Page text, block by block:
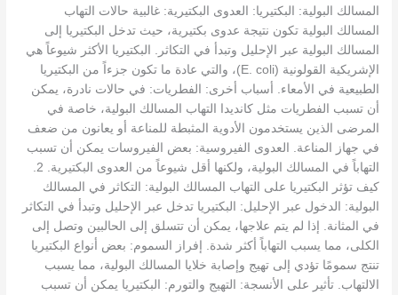
المسالك البولية: البكتيريا: العدوى البكتيرية: غالبية حالات التهاب
المسالك البولية تكون نتيجة عدوى بكتيرية، حيث تدخل البكتيريا إلى
المسالك البولية عبر الإحليل وتبدأ في التكاثر. البكتيريا الأكثر شيوعاً هي
الإشريكية القولونية (E. coli)، والتي عادة ما تكون جزءاً من البكتيريا
الطبيعية في الأمعاء. أسباب أخرى: الفطريات: في حالات نادرة، يمكن
أن تسبب الفطريات مثل كانديدا التهاب المسالك البولية، خاصة في
المرضى الذين يستخدمون الأدوية المثبطة للمناعة أو يعانون من ضعف
في جهاز المناعة. العدوى الفيروسية: بعض الفيروسات يمكن أن تسبب
التهاباً في المسالك البولية، ولكنها أقل شيوعاً من العدوى البكتيرية. 2.
كيف تؤثر البكتيريا على التهاب المسالك البولية: التكاثر في المسالك
البولية: الدخول عبر الإحليل: البكتيريا تدخل عبر الإحليل وتبدأ في التكاثر
في المثانة. إذا لم يتم علاجها، يمكن أن تتسلق إلى الحالبين وتصل إلى
الكلى، مما يسبب التهاباً أكثر شدة. إفراز السموم: بعض أنواع البكتيريا
تنتج سمومًا تؤدي إلى تهيج وإصابة خلايا المسالك البولية، مما يسبب
الالتهاب. تأثير على الأنسجة: التهيج والتورم: البكتيريا يمكن أن تسبب